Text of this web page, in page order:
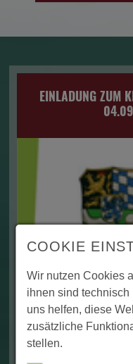
EINLADUNG ZUM
COOKIE
Wir nutzen Cookies
ihnen sind
uns helfen, diese
zusätzliche
stellen.